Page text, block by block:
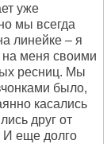
уже
мы всегда
линейке – я
на меня своими
ресниц. Мы
было,
касались
друг от
И еще долго